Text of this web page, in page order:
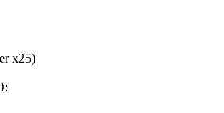
x25)